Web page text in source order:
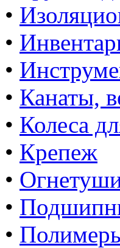
•
•
•
• Канаты,
• Колеса
• Крепеж
•
•
•